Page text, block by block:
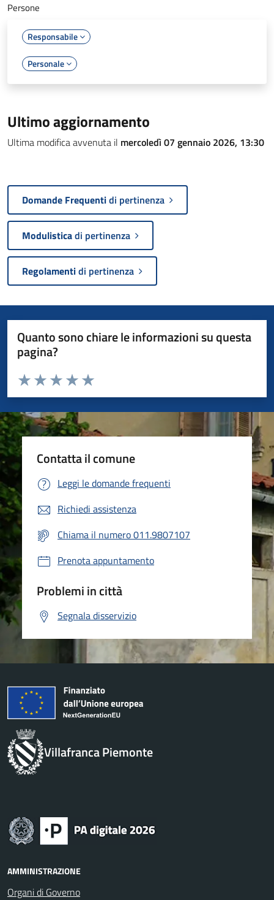
Persone
Responsabile
Personale
Ultimo aggiornamento
Ultima modifica avvenuta il mercoledì 07 gennaio 2026, 13:30
Domande Frequentidi pertinenza
Modulisticadi pertinenza
Regolamentidi pertinenza
Quanto sono chiare le informazioni su questa
pagina?
Valuta da 1 a 5 stelle la pagina
Valuta 5 stelle su 5
Valuta 4 stelle su 5
Valuta 3 stelle su 5
Valuta 2 stelle su 5
Valuta 1 stelle su 5
Contatta il comune
Leggi le domande frequenti
Richiedi assistenza
Chiama il numero 011.9807107
Prenota appuntamento
Problemi in città
Segnala disservizio
Villafranca Piemonte
AMMINISTRAZIONE
Organi di Governo